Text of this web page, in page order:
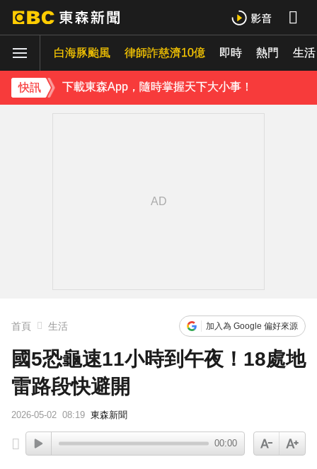
白海豚颱風 律師詐慈濟10億 即時 熱門 生活
快訊
庹宗康資產全給老婆！「名下只剩1台車」結婚15年保鮮秘訣曝
下載東森App，隨時掌握天下大小事！
首頁 生活 加入為 Google 偏好來源
國5恐龜速11小時到午夜！18處地
雷路段快避開
2026-05-02 08:19 東森新聞
00:00